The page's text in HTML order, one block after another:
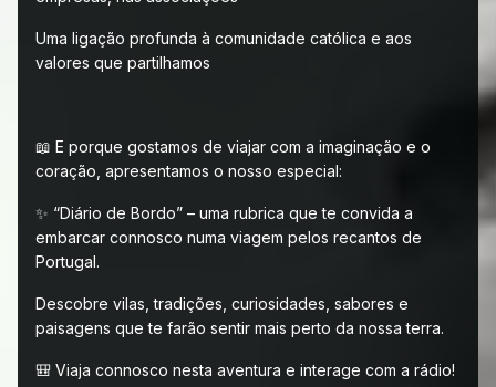
Uma ligação profunda à comunidade católica e aos
valores que partilhamos
📖 E porque gostamos de viajar com a imaginação e o
coração, apresentamos o nosso especial:
✨ “Diário de Bordo” – uma rubrica que te convida a
embarcar connosco numa viagem pelos recantos de
Portugal.
Descobre vilas, tradições, curiosidades, sabores e
paisagens que te farão sentir mais perto da nossa terra.
🎒 Viaja connosco nesta aventura e interage com a rádio!